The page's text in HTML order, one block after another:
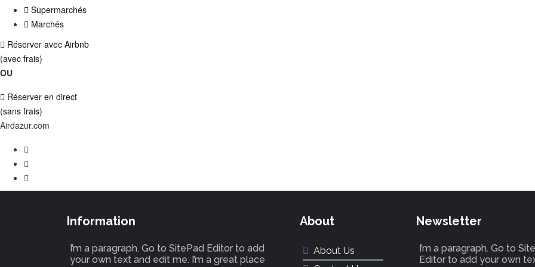
Supermarchés
Marchés
Réserver avec Airbnb
(avec frais)
OU
Réserver en direct
(sans frais)
Airdazur.com
Information
I’m a paragraph. Go to SitePad Editor to add
your own text and edit me. I’m a great place
About
About Us
Newsletter
I’m a paragraph. Go to
Editor to add your own